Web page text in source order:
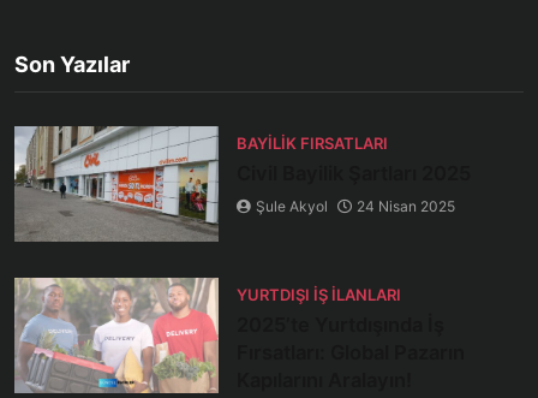
Son Yazılar
BAYILIK FIRSATLARI
Şule Akyol 24 Nisan 2025
YURTDIŞI İŞ İLANLARI